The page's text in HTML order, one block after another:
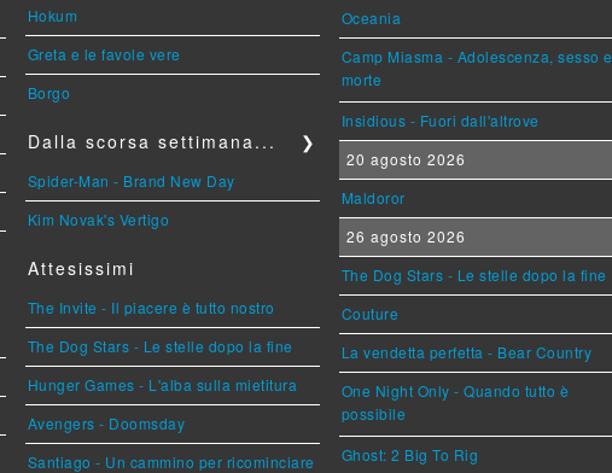
Hokum
Greta e le favole vere
Borgo
Dalla scorsa settimana... ❯
Spider-Man - Brand New Day
Kim Novak's Vertigo
Attesissimi
The Invite - Il piacere è tutto nostro
The Dog Stars - Le stelle dopo la fine
Hunger Games - L'alba sulla mietitura
Avengers - Doomsday
Santiago - Un cammino per ricominciare
Oceania
Camp Miasma - Adolescenza, sesso e
morte
Insidious - Fuori dall'altrove
20 agosto 2026
Maldoror
26 agosto 2026
The Dog Stars - Le stelle dopo la fine
Couture
La vendetta perfetta - Bear Country
One Night Only - Quando tutto è
possibile
Ghost: 2 Big To Rig